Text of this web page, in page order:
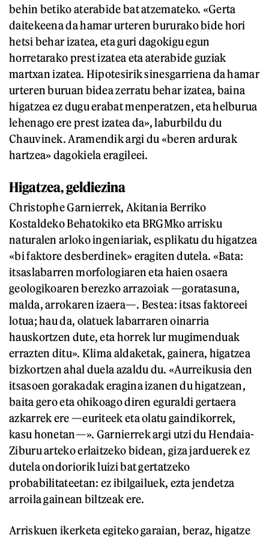
behin betiko aterabide bat atzemateko. «Gerta
daitekeena da hamar urteren bururako bide hori
hetsi behar izatea, eta guri dagokigu egun
horretarako prest izatea eta aterabide guziak
martxan izatea. Hipotesirik sinesgarriena da hamar
urteren buruan bidea zerratu behar izatea, baina
higatzea ez dugu erabat menperatzen, eta helburua
lehenago ere prest izatea da», laburbildu du
Chauvinek. Aramendik argi du «beren ardurak
hartzea» dagokiela eragileei.
Higatzea, geldiezina
Christophe Garnierrek, Akitania Berriko
Kostaldeko Behatokiko eta BRGMko arrisku
naturalen arloko ingeniariak, esplikatu du higatzea
«bi faktore desberdinek» eragiten dutela. «Bata:
itsaslabarren morfologiaren eta haien osaera
geologikoaren berezko arrazoiak —goratasuna,
malda, arrokaren izaera—. Bestea: itsas faktoreei
lotua; hau da, olatuek labarraren oinarria
hauskortzen dute, eta horrek lur mugimenduak
errazten ditu». Klima aldaketak, gainera, higatzea
bizkortzen ahal duela azaldu du. «Aurreikusia den
itsasoen gorakadak eragina izanen du higatzean,
baita gero eta ohikoago diren eguraldi gertaera
azkarrek ere —euriteek eta olatu gaindikorrek,
kasu honetan—». Garnierrek argi utzi du Hendaia-
Ziburu arteko erlaitzeko bidean, giza jarduerek ez
dutela ondoriorik luizi bat gertatzeko
probabilitateetan: ez ibilgailuek, ezta jendetza
arroila gainean biltzeak ere.
Arriskuen ikerketa egiteko garaian, beraz, higatze